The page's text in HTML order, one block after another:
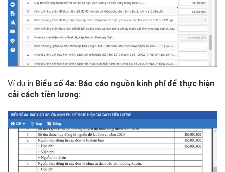
Ví dụ in Biểu số 4a: Báo cáo nguồn kinh phí để thực hiện
cải cách tiền lương: